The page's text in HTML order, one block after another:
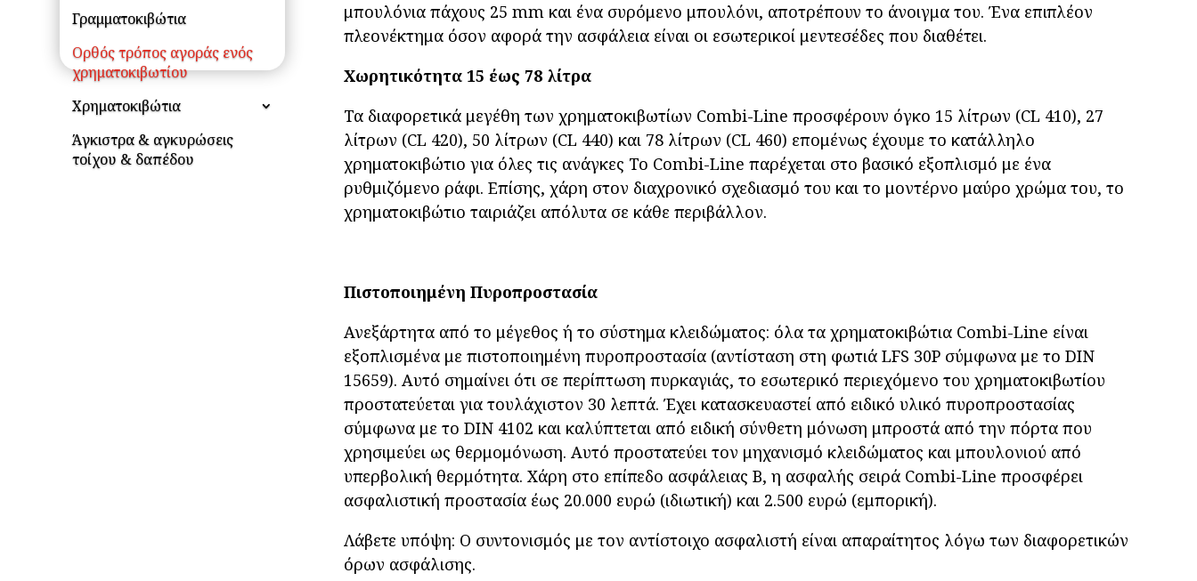
Γραμματοκιβώτια
Ορθός τρόπος αγοράς ενός
χρηματοκιβωτίου
Χρηματοκιβώτια
Άγκιστρα & αγκυρώσεις
τοίχου & δαπέδου
μπουλόνια πάχους 25 mm και ένα συρόμενο μπουλόνι, αποτρέπουν το άνοιγμα του. Ένα επιπλέον
πλεονέκτημα όσον αφορά την ασφάλεια είναι οι εσωτερικοί μεντεσέδες που διαθέτει.
Χωρητικότητα 15 έως 78 λίτρα
Τα διαφορετικά μεγέθη των χρηματοκιβωτίων Combi-Line προσφέρουν όγκο 15 λίτρων (CL 410), 27
λίτρων (CL 420), 50 λίτρων (CL 440) και 78 λίτρων (CL 460) επομένως έχουμε το κατάλληλο
χρηματοκιβώτιο για όλες τις ανάγκες Το Combi-Line παρέχεται στο βασικό εξοπλισμό με ένα
ρυθμιζόμενο ράφι. Επίσης, χάρη στον διαχρονικό σχεδιασμό του και το μοντέρνο μαύρο χρώμα του, το
χρηματοκιβώτιο ταιριάζει απόλυτα σε κάθε περιβάλλον.
Πιστοποιημένη Πυροπροστασία
Ανεξάρτητα από το μέγεθος ή το σύστημα κλειδώματος: όλα τα χρηματοκιβώτια Combi-Line είναι
εξοπλισμένα με πιστοποιημένη πυροπροστασία (αντίσταση στη φωτιά LFS 30P σύμφωνα με το DIN
15659). Αυτό σημαίνει ότι σε περίπτωση πυρκαγιάς, το εσωτερικό περιεχόμενο του χρηματοκιβωτίου
προστατεύεται για τουλάχιστον 30 λεπτά. Έχει κατασκευαστεί από ειδικό υλικό πυροπροστασίας
σύμφωνα με το DIN 4102 και καλύπτεται από ειδική σύνθετη μόνωση μπροστά από την πόρτα που
χρησιμεύει ως θερμομόνωση. Αυτό προστατεύει τον μηχανισμό κλειδώματος και μπουλονιού από
υπερβολική θερμότητα. Χάρη στο επίπεδο ασφάλειας Β, η ασφαλής σειρά Combi-Line προσφέρει
ασφαλιστική προστασία έως 20.000 ευρώ (ιδιωτική) και 2.500 ευρώ (εμπορική).
Λάβετε υπόψη: Ο συντονισμός με τον αντίστοιχο ασφαλιστή είναι απαραίτητος λόγω των διαφορετικών
όρων ασφάλισης.